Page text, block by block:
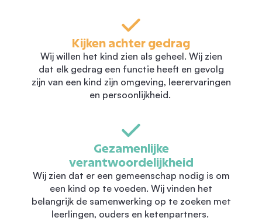
Kijken achter gedrag
Wij willen het kind zien als geheel. Wij zien
dat elk gedrag een functie heeft en gevolg
zijn van een kind zijn omgeving, leerervaringen
en persoonlijkheid.
Gezamenlijke
verantwoordelijkheid
Wij zien dat er een gemeenschap nodig is om
een kind op te voeden. Wij vinden het
belangrijk de samenwerking op te zoeken met
leerlingen, ouders en ketenpartners.